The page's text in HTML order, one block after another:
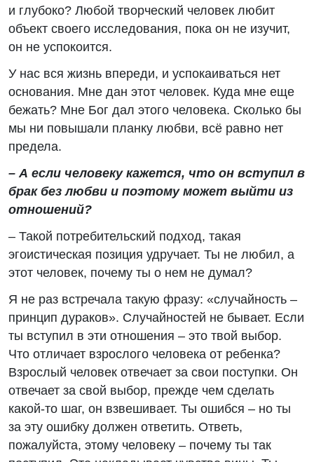
и глубоко? Любой творческий человек любит
объект своего исследования, пока он не изучит,
он не успокоится.
У нас вся жизнь впереди, и успокаиваться нет
основания. Мне дан этот человек. Куда мне еще
бежать? Мне Бог дал этого человека. Сколько бы
мы ни повышали планку любви, всё равно нет
предела.
– А если человеку кажется, что он вступил в
брак без любви и поэтому может выйти из
отношений?
– Такой потребительский подход, такая
эгоистическая позиция удручает. Ты не любил, а
этот человек, почему ты о нем не думал?
Я не раз встречала такую фразу: «случайность –
принцип дураков». Случайностей не бывает. Если
ты вступил в эти отношения – это твой выбор.
Что отличает взрослого человека от ребенка?
Взрослый человек отвечает за свои поступки. Он
отвечает за свой выбор, прежде чем сделать
какой-то шаг, он взвешивает. Ты ошибся – но ты
за эту ошибку должен ответить. Ответь,
пожалуйста, этому человеку – почему ты так